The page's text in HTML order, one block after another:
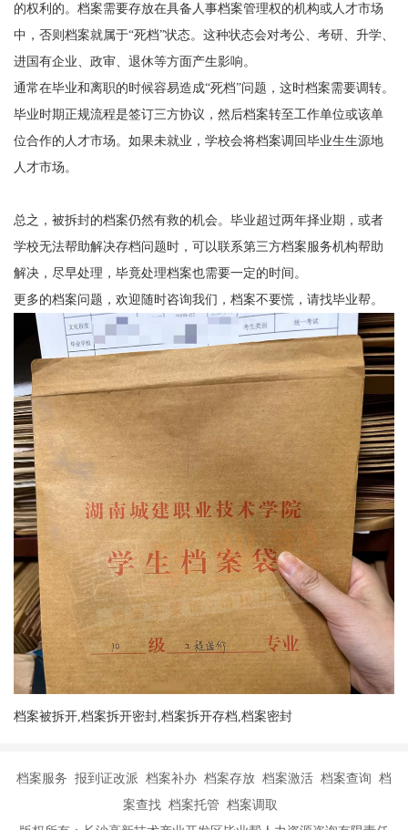
的权利的。档案需要存放在具备人事档案管理权的机构或人才市场
中，否则档案就属于“死档”状态。这种状态会对考公、考研、升学、
进国有企业 、政审、退休等方面产生影响。
通常在毕业和离职的时候容易造成“死档”问题，这时档案需要调转。
毕业时期正规流程是签订三方协议，然后档案转至工作单位或该单
位合作的人才市场。如果未就业，学校会将档案调回毕业生生源地
人才市场。
总之，被拆封的档案仍然有救的机会。毕业超过两年择业期，或者
学校无法帮助解决存档问题时，可以联系第三方档案服务机构帮助
解决，尽早处理，毕竟处理档案也需要一定的时间。
更多的档案问题，欢迎随时咨询我们，档案不要慌，请找毕业帮。
档案被拆开,档案拆开密封,档案拆开存档,档案密封
档案服务 报到证改派 档案补办 档案存放 档案激活 档案查询 档
案查找 档案托管 档案调取